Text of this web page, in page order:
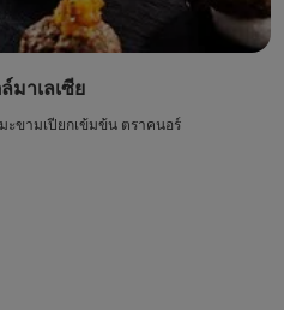
มาเลเซีย
ะขามเปียกเข้มข้น ตราคนอร์